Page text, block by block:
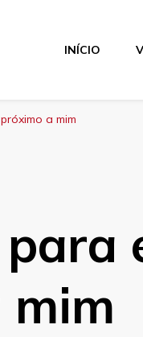
INÍCIO
a mim
mim